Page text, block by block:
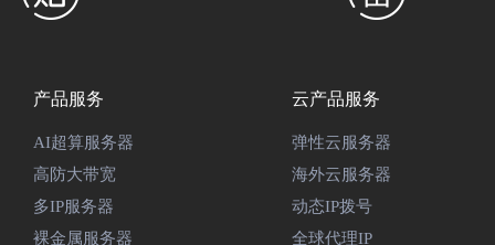
产品服务
AI超算服务器
高防大带宽
多IP服务器
裸金属服务器
云产品服务
弹性云服务器
海外云服务器
动态IP拨号
全球代理IP